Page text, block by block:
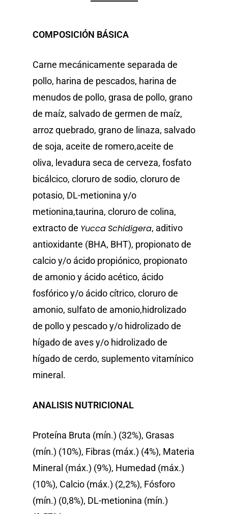
COMPOSICIÓN BÁSICA
Carne mecánicamente separada de
pollo, harina de pescados, harina de
menudos de pollo, grasa de pollo, grano
de maíz, salvado de germen de maíz,
arroz quebrado, grano de linaza, salvado
de soja, aceite de romero,aceite de
oliva, levadura seca de cerveza, fosfato
bicálcico, cloruro de sodio, cloruro de
potasio, DL-metionina y/o
metionina,taurina, cloruro de colina,
extracto de YuccaSchidigera, aditivo
antioxidante (BHA, BHT), propionato de
calcio y/o ácido propiónico, propionato
de amonio y ácido acético, ácido
fosfórico y/o ácido cítrico, cloruro de
amonio, sulfato de amonio,hidrolizado
de pollo y pescado y/o hidrolizado de
hígado de aves y/o hidrolizado de
hígado de cerdo, suplemento vitamínico
mineral.
ANALISIS NUTRICIONAL
Proteína Bruta (mín.) (32%), Grasas
(mín.) (10%), Fibras (máx.) (4%), Materia
Mineral (máx.) (9%), Humedad (máx.)
(10%), Calcio (máx.) (2,2%), Fósforo
(mín.) (0,8%), DL-metionina (mín.)